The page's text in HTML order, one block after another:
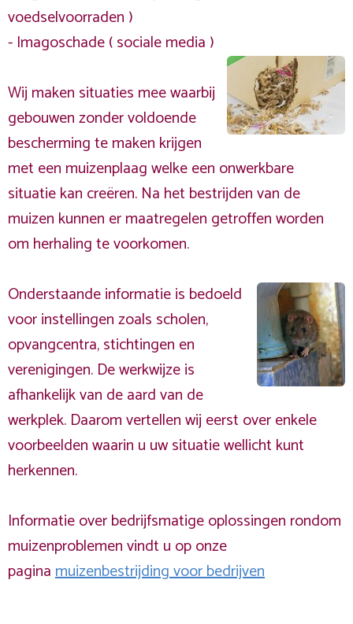
voedselvoorraden )
- Imagoschade ( sociale media )
Wij maken situaties mee waarbij
gebouwen zonder voldoende
bescherming te maken krijgen
met een muizenplaag welke een onwerkbare
situatie kan creëren. Na het bestrijden van de
muizen kunnen er maatregelen getroffen worden
om herhaling te voorkomen.
Onderstaande informatie is bedoeld
voor instellingen zoals scholen,
opvangcentra, stichtingen en
verenigingen. De werkwijze is
afhankelijk van de aard van de
werkplek. Daarom vertellen wij eerst over enkele
voorbeelden waarin u uw situatie wellicht kunt
herkennen.
Informatie over bedrijfsmatige oplossingen rondom
muizenproblemen vindt u op onze
paginamuizenbestrijding voor bedrijven